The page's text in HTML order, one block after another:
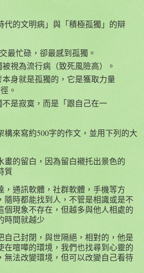
代的文明病」與「積極孤獨」的辯
最忙碌，卻最感到孤獨。
視為流行病（致死風險高）。
身就是孤獨的，它是獲取力量
。
是寂寞，而是「跟自己在一
構來寫約500字的作文，並用下列的大
畫的留白，因為留白襯托出景色的
質
，通訊軟體，社群軟體，手機等方
隨時都能找到人，不管是相識或是不
個現象不存在，但越多與他人相處的
時間就越少
自己封閉，與世隔絕，相對的，他是
在喧嘩的環境，我們也找尋到心靈的
無法改變環境，但可以改變自己看待